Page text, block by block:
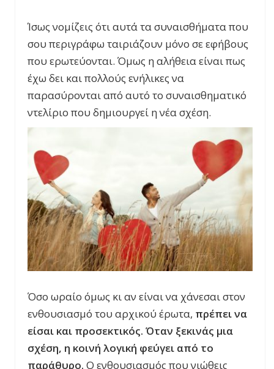
Ίσως νομίζεις ότι αυτά τα συναισθήματα που
σου περιγράφω ταιριάζουν μόνο σε εφήβους
που ερωτεύονται. Όμως η αλήθεια είναι πως
έχω δει και πολλούς ενήλικες να
παρασύρονται από αυτό το συναισθηματικό
ντελίριο που δημιουργεί η νέα σχέση.
Όσο ωραίο όμως κι αν είναι να χάνεσαι στον
ενθουσιασμό του αρχικού έρωτα, πρέπει να
είσαι και προσεκτικός. Όταν ξεκινάς μια
σχέση, η κοινή λογική φεύγει από το
παράθυρο. Ο ενθουσιασμός που νιώθεις